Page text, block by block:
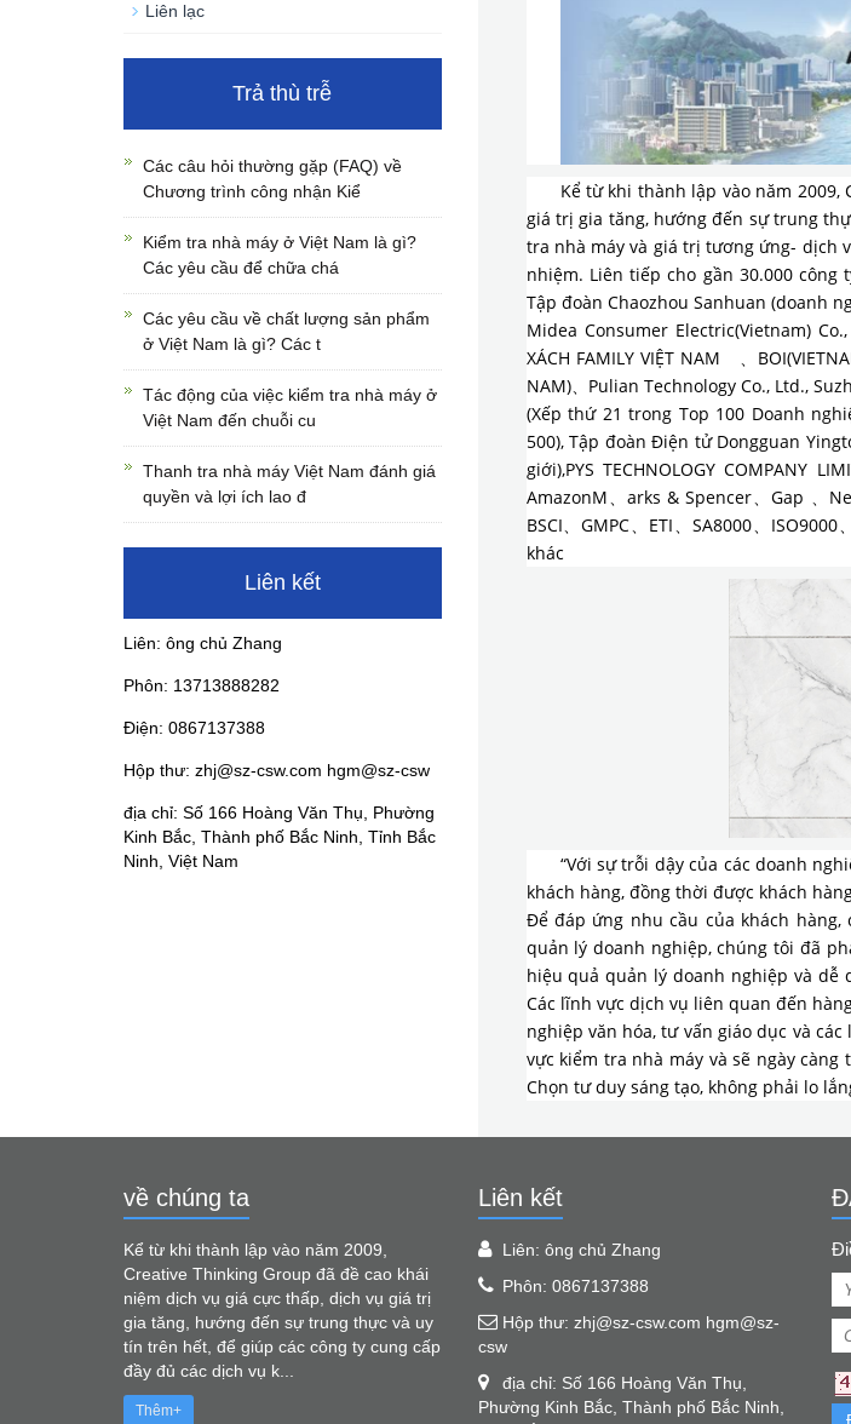
Kể từ khi thành lập vào năm
giá trị gia tăng, hướng đến sự trung
tra nhà máy và giá trị tương ứng- dịch
nhiệm. Liên tiếp cho gần 30.000
Tập đoàn Chaozhou Sanhuan (doanh
Midea Consumer Electric(Vietnam) Co.,
XÁCH FAMILY VIỆT NAM 、
NAM)、Pulian Technology Co., Ltd.,
(Xếp thứ 21 trong Top 100 Doanh
500), Tập đoàn Điện tử Dongguan
giới),PYS TECHNOLOGY COMPANY
AmazonM、arks & Spencer、Gap 、
BSCI、GMPC、ETI、SA8000、
khác
“Với sự trỗi dậy của các doanh
khách hàng, đồng thời được khách
Để đáp ứng nhu cầu của khách
quản lý doanh nghiệp, chúng tôi đã
hiệu quả quản lý doanh nghiệp và dễ
Các lĩnh vực dịch vụ liên quan đến
nghiệp văn hóa, tư vấn giáo dục và
vực kiểm tra nhà máy và sẽ ngày
Chọn tư duy sáng tạo, không phải lo
Liên lạc
Trả thù trễ
Các câu hỏi thường gặp (FAQ) về
Chương trình công nhận Kiể
Kiểm tra nhà máy ở Việt Nam là gì?
Các yêu cầu để chữa chá
Các yêu cầu về chất lượng sản phẩm
ở Việt Nam là gì? Các t
Tác động của việc kiểm tra nhà máy ở
Việt Nam đến chuỗi cu
Thanh tra nhà máy Việt Nam đánh giá
quyền và lợi ích lao đ
Liên kết
Liên: ông chủ Zhang
Phôn: 13713888282
Điện: 0867137388
Hộp thư: zhj@sz-csw.com hgm@sz-csw
địa chỉ: Số 166 Hoàng Văn Thụ, Phường
Kinh Bắc, Thành phố Bắc Ninh, Tỉnh Bắc
Ninh, Việt Nam
về chúng ta
Kể từ khi thành lập vào năm 2009,
Creative Thinking Group đã đề cao khái
niệm dịch vụ giá cực thấp, dịch vụ giá trị
gia tăng, hướng đến sự trung thực và uy
tín trên hết, để giúp các công ty cung cấp
đầy đủ các dịch vụ k...
Thêm+
Liên kết
Liên: ông chủ Zhang
Phôn: 0867137388
Hộp thư: zhj@sz-csw.com hgm@sz-
csw
địa chỉ: Số 166 Hoàng Văn Thụ,
Phường Kinh Bắc, Thành phố Bắc Ninh,